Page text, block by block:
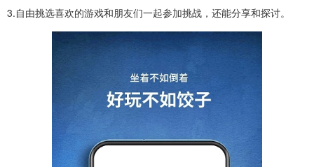
3.自由挑选喜欢的游戏和朋友们一起参加挑战，还能分享和探讨。